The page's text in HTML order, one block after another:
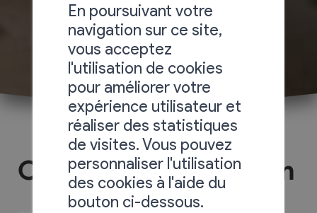
Confrérie Pro Castrum
En poursuivant votre
navigation sur ce site,
vous acceptez
l'utilisation de cookies
pour améliorer votre
expérience utilisateur et
réaliser des statistiques
de visites. Vous pouvez
personnaliser l'utilisation
des cookies à l'aide du
bouton ci-dessous.